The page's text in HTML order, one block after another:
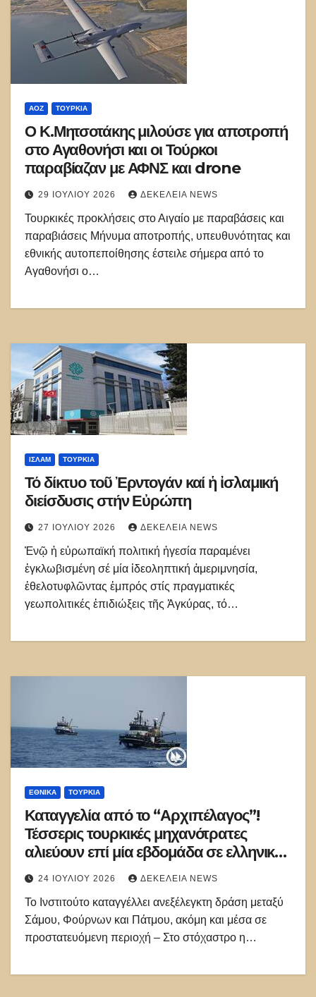
ΑΟΖ ΤΟΥΡΚΊΑ
Ο Κ.Μητσοτάκης μιλούσε για αποτροπή
στο Αγαθονήσι και οι Τούρκοι
παραβίαζαν με ΑΦΝΣ και drone
29 ΙΟΥΛΊΟΥ 2026 ΔΕΚΈΛΕΙΑ NEWS
Τουρκικές προκλήσεις στο Αιγαίο με παραβάσεις και
παραβιάσεις Μήνυμα αποτροπής, υπευθυνότητας και
εθνικής αυτοπεποίθησης έστειλε σήμερα από το
Αγαθονήσι ο…
ΙΣΛΑΜ ΤΟΥΡΚΊΑ
Τό δίκτυο τοῦ Ἐρντογάν καί ἡ ἰσλαμική
διείσδυσις στήν Εὐρώπη
27 ΙΟΥΛΊΟΥ 2026 ΔΕΚΈΛΕΙΑ NEWS
Ἐνῷ ἡ εὐρωπαϊκή πολιτική ἡγεσία παραμένει
ἐγκλωβισμένη σέ μία ἰδεοληπτική ἀμεριμνησία,
ἐθελοτυφλῶντας ἐμπρός στίς πραγματικές
γεωπολιτικές ἐπιδιώξεις τῆς Ἀγκύρας, τό…
ΕΘΝΙΚΑ ΤΟΥΡΚΊΑ
Καταγγελία από το “Αρχιπέλαγος”!
Τέσσερις τουρκικές μηχανότρατες
αλιεύουν επί μία εβδομάδα σε ελληνικά
ύδατα
24 ΙΟΥΛΊΟΥ 2026 ΔΕΚΈΛΕΙΑ NEWS
Το Ινστιτούτο καταγγέλλει ανεξέλεγκτη δράση μεταξύ
Σάμου, Φούρνων και Πάτμου, ακόμη και μέσα σε
προστατευόμενη περιοχή – Στο στόχαστρο η…